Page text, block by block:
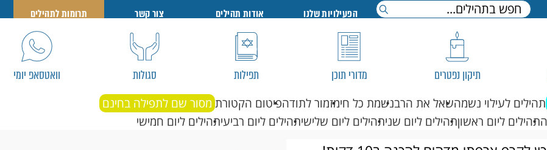
הפעילויות שלנו אודות תהילים צור קשר תרומות לתהילים
תיקון נפטרים מדורי תוכן תפילות סגולות וואטסאפ יומי
תהילים לעילוי נשמהשאל את הרבנשמת כל חימזמור לתודהפיטום הקטורת מסור שם לתפילה בחינם
תהילים ליום ראשוןתהילים ליום שניתהילים ליום שלישיתהילים ליום רביעיתהילים ליום חמישי